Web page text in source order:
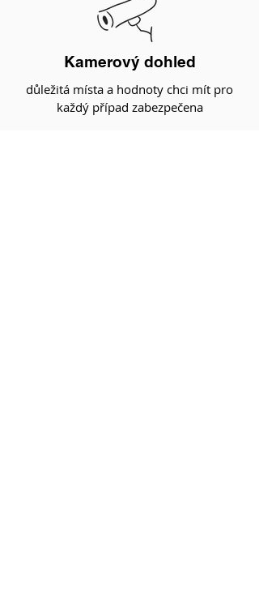
Kamerový dohled
důležitá místa a hodnoty chci mít pro
každý případ zabezpečena